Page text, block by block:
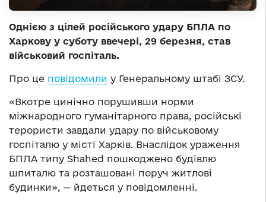
Однією з цілей російського удару БПЛА по
Харкову у суботу ввечері, 29 березня, став
військовий госпіталь.
Про це повідомили у Генеральному штабі ЗСУ.
«Вкотре цинічно порушивши норми
міжнародного гуманітарного права, російські
терористи завдали удару по військовому
госпіталю у місті Харків. Внаслідок ураження
БПЛА типу Shahed пошкоджено будівлю
шпиталю та розташовані поруч житлові
будинки», — йдеться у повідомленні.